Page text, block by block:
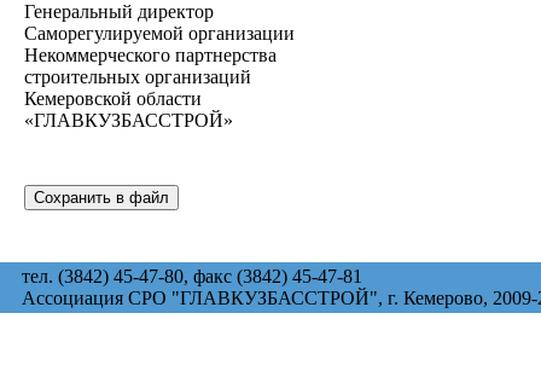
Генеральный директор
Саморегулируемой организации
Некоммерческого партнерства
строительных организаций
Кемеровской области
«ГЛАВКУЗБАССТРОЙ»
тел. (3842) 45-47-80, факс (3842) 45-47-81
Ассоциация СРО "ГЛАВКУЗБАССТРОЙ", г. Кемерово, 2009-